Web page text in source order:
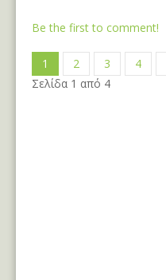
Be the first to comment!
1 2 3 4
Σελίδα 1 από 4